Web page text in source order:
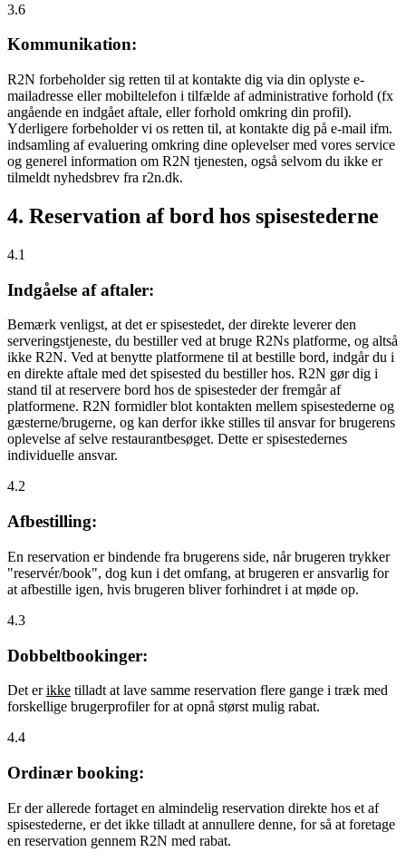
3.6
Kommunikation:
R2N forbeholder sig retten til at kontakte dig via din oplyste e-
mailadresse eller mobiltelefon i tilfælde af administrative forhold (fx
angående en indgået aftale, eller forhold omkring din profil).
Yderligere forbeholder vi os retten til, at kontakte dig på e-mail ifm.
indsamling af evaluering omkring dine oplevelser med vores service
og generel information om R2N tjenesten, også selvom du ikke er
tilmeldt nyhedsbrev fra r2n.dk.
4. Reservation af bord hos spisestederne
4.1
Indgåelse af aftaler:
Bemærk venligst, at det er spisestedet, der direkte leverer den
serveringstjeneste, du bestiller ved at bruge R2Ns platforme, og altså
ikke R2N. Ved at benytte platformene til at bestille bord, indgår du i
en direkte aftale med det spisested du bestiller hos. R2N gør dig i
stand til at reservere bord hos de spisesteder der fremgår af
platformene. R2N formidler blot kontakten mellem spisestederne og
gæsterne/brugerne, og kan derfor ikke stilles til ansvar for brugerens
oplevelse af selve restaurantbesøget. Dette er spisestedernes
individuelle ansvar.
4.2
Afbestilling:
En reservation er bindende fra brugerens side, når brugeren trykker
"reservér/book", dog kun i det omfang, at brugeren er ansvarlig for
at afbestille igen, hvis brugeren bliver forhindret i at møde op.
4.3
Dobbeltbookinger:
Det erikke tilladt at lave samme reservation flere gange i træk med
forskellige brugerprofiler for at opnå størst mulig rabat.
4.4
Ordinær booking:
Er der allerede fortaget en almindelig reservation direkte hos et af
spisestederne, er det ikke tilladt at annullere denne, for så at foretage
en reservation gennem R2N med rabat.